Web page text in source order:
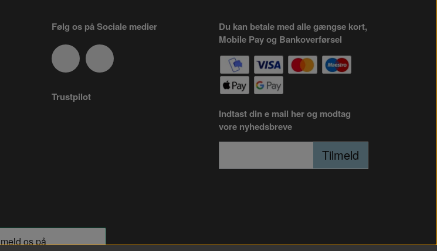
Følg os på Sociale medier
Trustpilot
Du kan betale med alle gængse kort,
Mobile Pay og Bankoverførsel
Indtast din e mail her og modtag
vore nyhedsbreve
Tilmeld